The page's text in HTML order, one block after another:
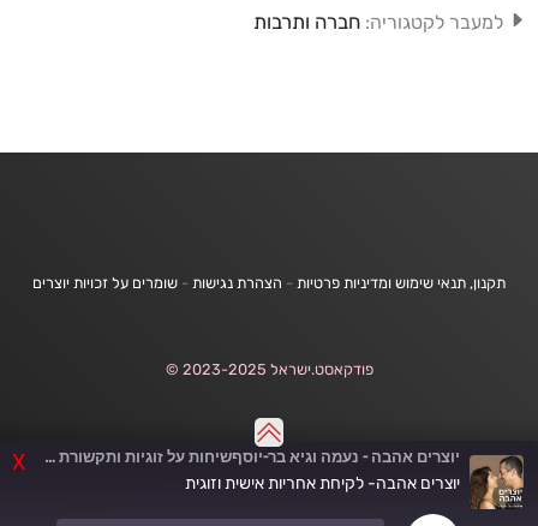
X יוצרים אהבה - נעמה וגיא בר-יוסףשיחות על זוגיות ותקשורת מקרבת
יוצרים אהבה- לקיחת אחריות אישית וזוגית
למעבר לקטגוריה: חברה ותרבות
תקנון, תנאי שימוש ומדיניות פרטיות - הצהרת נגישות - שומרים על זכויות יוצרים
פודקאסט.ישראל 2023-2025 ©